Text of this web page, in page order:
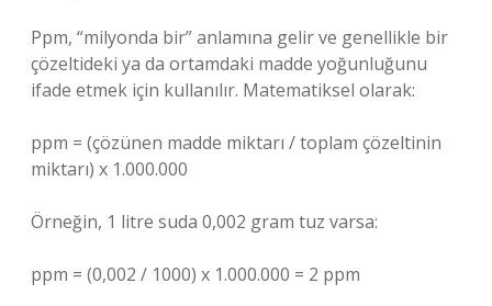
Ppm, “milyonda bir” anlamına gelir ve genellikle bir
çözeltideki ya da ortamdaki madde yoğunluğunu
ifade etmek için kullanılır. Matematiksel olarak:
ppm = (çözünen madde miktarı / toplam çözeltinin
miktarı) x 1.000.000
Örneğin, 1 litre suda 0,002 gram tuz varsa:
ppm = (0,002 / 1000) x 1.000.000 = 2 ppm